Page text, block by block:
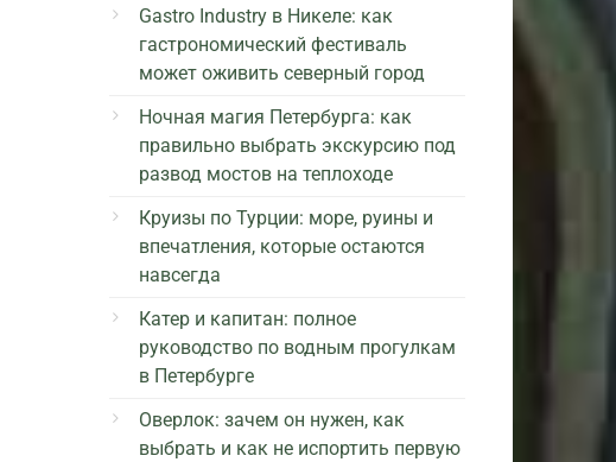
Gastro Industry в Никеле: как
гастрономический фестиваль
может оживить северный город
Ночная магия Петербурга: как
правильно выбрать экскурсию под
развод мостов на теплоходе
Круизы по Турции: море, руины и
впечатления, которые остаются
навсегда
Катер и капитан: полное
руководство по водным прогулкам
в Петербурге
Оверлок: зачем он нужен, как
выбрать и как не испортить первую